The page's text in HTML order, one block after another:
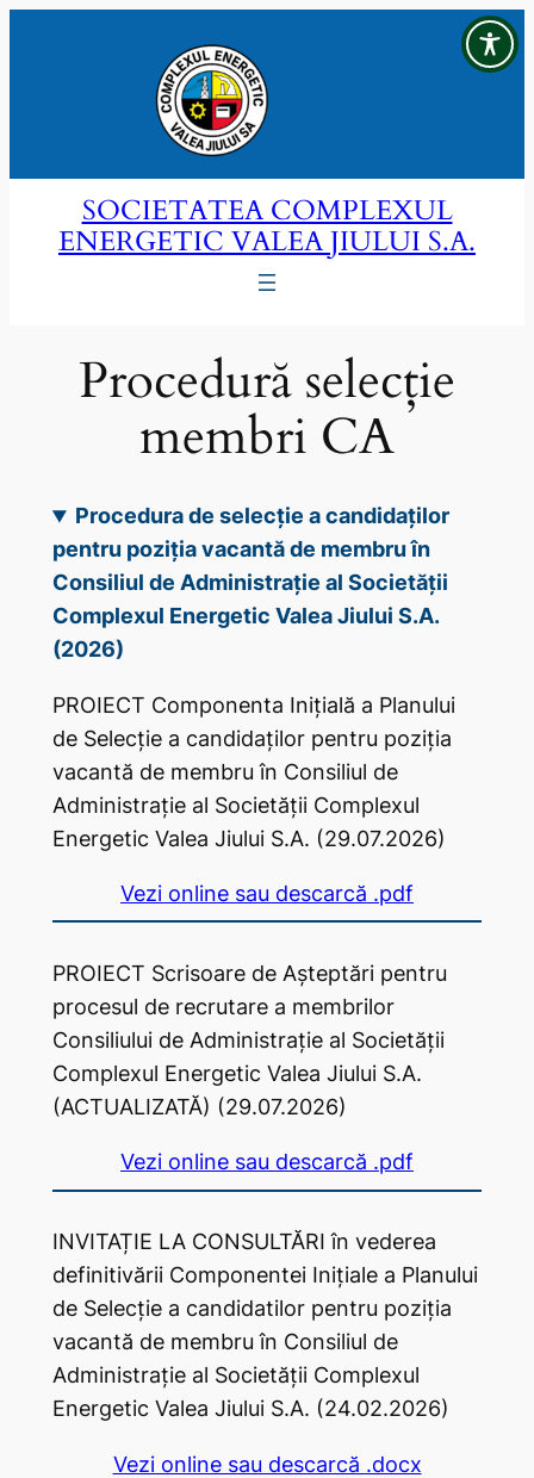
SOCIETATEA COMPLEXUL
ENERGETIC VALEA JIULUI S.A.
Procedură selecție
membri CA
Procedura de selecție a candidaților
pentru poziția vacantă de membru în
Consiliul de Administrație al Societății
Complexul Energetic Valea Jiului S.A.
(2026)
PROIECT Componenta Inițială a Planului
de Selecție a candidaților pentru poziția
vacantă de membru în Consiliul de
Administrație al Societății Complexul
Energetic Valea Jiului S.A. (29.07.2026)
Vezi online sau descarcă .pdf
PROIECT Scrisoare de Așteptări pentru
procesul de recrutare a membrilor
Consiliului de Administrație al Societății
Complexul Energetic Valea Jiului S.A.
(ACTUALIZATĂ) (29.07.2026)
Vezi online sau descarcă .pdf
INVITAȚIE LA CONSULTĂRI în vederea
definitivării Componentei Inițiale a Planului
de Selecție a candidatilor pentru poziția
vacantă de membru în Consiliul de
Administrație al Societății Complexul
Energetic Valea Jiului S.A. (24.02.2026)
Vezi online sau descarcă .docx